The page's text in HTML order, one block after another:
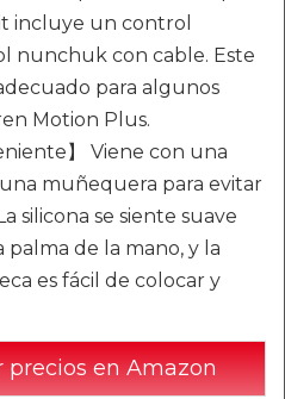
incluye un control
nunchuk con cable. Este
para algunos
Motion Plus.
】 Viene con una
muñequera para evitar
silicona se siente suave
de la mano, y la
es fácil de colocar y
precios en Amazon